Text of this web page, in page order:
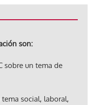
son:
sobre un tema de
social, laboral,